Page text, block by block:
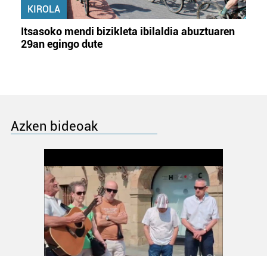
KIROLA
Itsasoko mendi bizikleta ibilaldia abuztuaren
29an egingo dute
Azken bideoak